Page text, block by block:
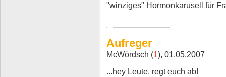
"winziges" Hormonkarusell für
Aufreger
McWördsch (1), 01.05.2007
...hey Leute, regt euch ab!